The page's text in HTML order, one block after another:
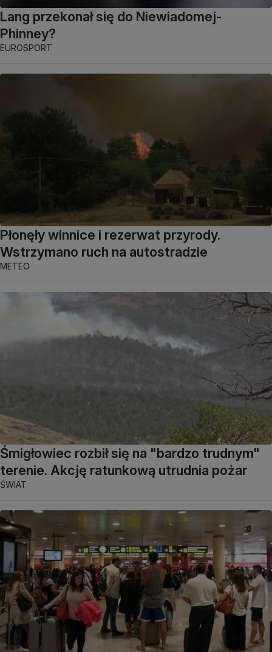
Lang przekonał się do Niewiadomej-
Phinney?
EUROSPORT
Płonęły winnice i rezerwat przyrody.
Wstrzymano ruch na autostradzie
METEO
Śmigłowiec rozbił się na "bardzo trudnym"
terenie. Akcję ratunkową utrudnia pożar
ŚWIAT